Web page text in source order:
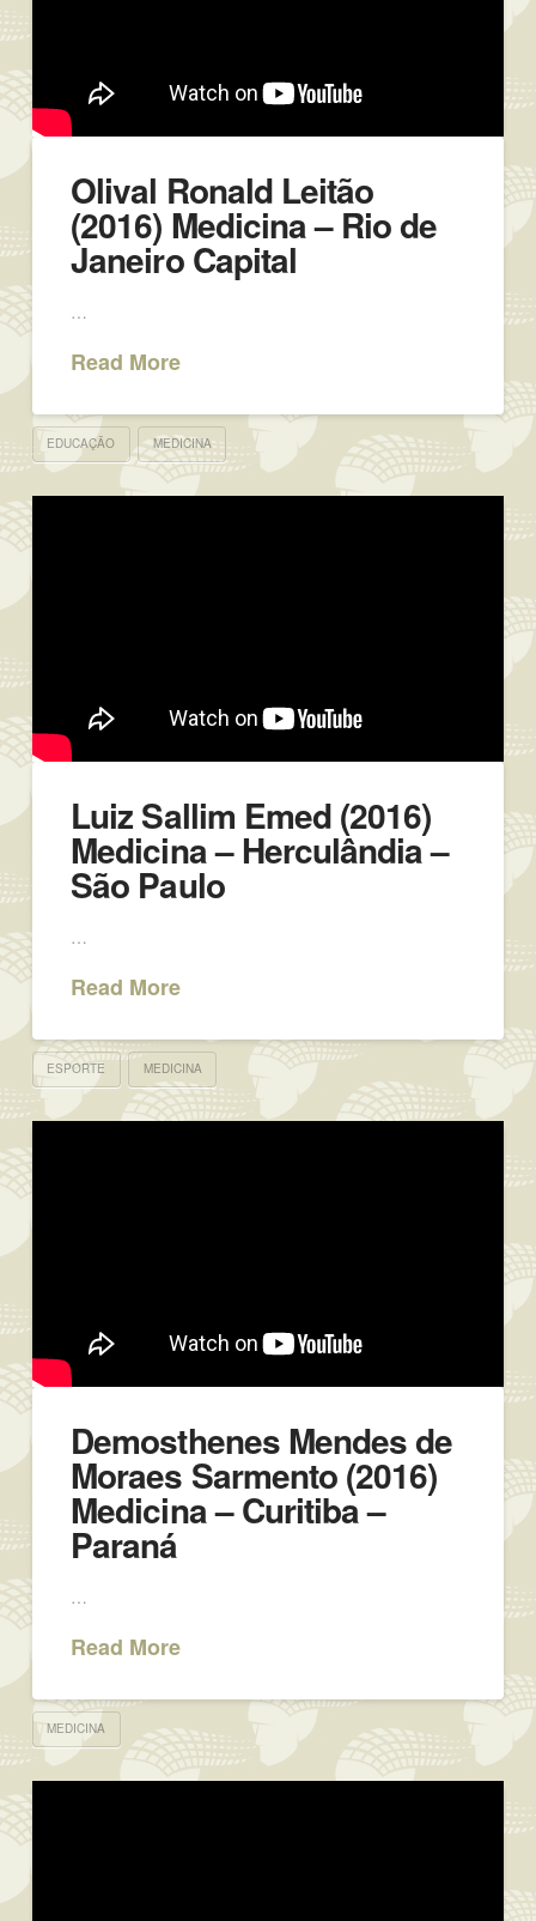
Olival Ronald Leitão
(2016) Medicina – Rio de
Janeiro Capital
…
Read More
EDUCAÇÃO MEDICINA
Luiz Sallim Emed (2016)
Medicina – Herculândia –
São Paulo
…
Read More
ESPORTE MEDICINA
Demosthenes Mendes de
Moraes Sarmento (2016)
Medicina – Curitiba –
Paraná
…
Read More
MEDICINA